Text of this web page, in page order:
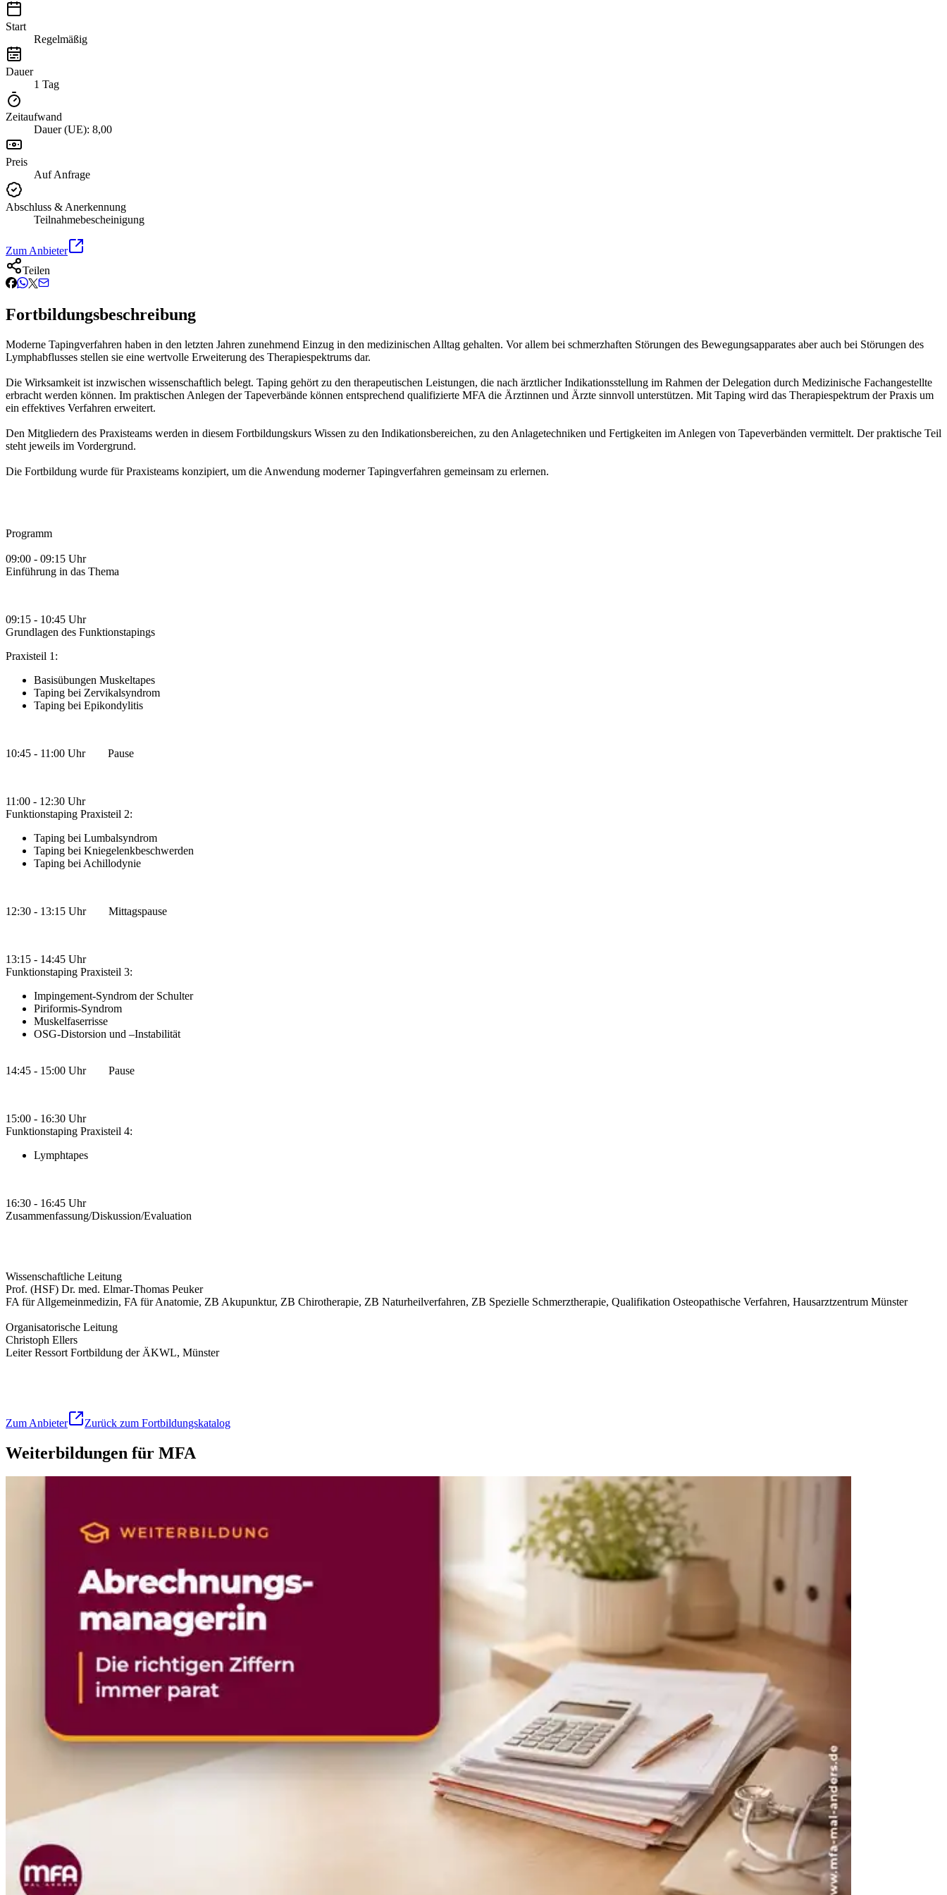
Start
Regelmäßig
Dauer
1 Tag
Zeitaufwand
Dauer (UE): 8,00
Preis
Auf Anfrage
Abschluss & Anerkennung
Teilnahmebescheinigung
Zum Anbieter
Teilen
Fortbildungsbeschreibung
Moderne Tapingverfahren haben in den letzten Jahren zunehmend Einzug in den medizinischen Alltag gehalten. Vor allem bei schmerzhaften Störungen des Bewegungsapparates aber auch bei Störungen des
Lymphabflusses stellen sie eine wertvolle Erweiterung des Therapiespektrums dar.
Die Wirksamkeit ist inzwischen wissenschaftlich belegt. Taping gehört zu den therapeutischen Leistungen, die nach ärztlicher Indikationsstellung im Rahmen der Delegation durch Medizinische Fachangestellte
erbracht werden können. Im praktischen Anlegen der Tapeverbände können entsprechend qualifizierte MFA die Ärztinnen und Ärzte sinnvoll unterstützen. Mit Taping wird das Therapiespektrum der Praxis um
ein effektives Verfahren erweitert.
Den Mitgliedern des Praxisteams werden in diesem Fortbildungskurs Wissen zu den Indikationsbereichen, zu den Anlagetechniken und Fertigkeiten im Anlegen von Tapeverbänden vermittelt. Der praktische Teil
steht jeweils im Vordergrund.
Die Fortbildung wurde für Praxisteams konzipiert, um die Anwendung moderner Tapingverfahren gemeinsam zu erlernen.
Programm
09:00 - 09:15 Uhr
Einführung in das Thema
09:15 - 10:45 Uhr
Grundlagen des Funktionstapings
Praxisteil 1:
Basisübungen Muskeltapes
Taping bei Zervikalsyndrom
Taping bei Epikondylitis
10:45 - 11:00 Uhr Pause
11:00 - 12:30 Uhr
Funktionstaping Praxisteil 2:
Taping bei Lumbalsyndrom
Taping bei Kniegelenkbeschwerden
Taping bei Achillodynie
12:30 - 13:15 Uhr Mittagspause
13:15 - 14:45 Uhr
Funktionstaping Praxisteil 3:
Impingement-Syndrom der Schulter
Piriformis-Syndrom
Muskelfaserrisse
OSG-Distorsion und –Instabilität
14:45 - 15:00 Uhr Pause
15:00 - 16:30 Uhr
Funktionstaping Praxisteil 4:
Lymphtapes
16:30 - 16:45 Uhr
Zusammenfassung/Diskussion/Evaluation
Wissenschaftliche Leitung
Prof. (HSF) Dr. med. Elmar-Thomas Peuker
FA für Allgemeinmedizin, FA für Anatomie, ZB Akupunktur, ZB Chirotherapie, ZB Naturheilverfahren, ZB Spezielle Schmerztherapie, Qualifikation Osteopathische Verfahren, Hausarztzentrum Münster
Organisatorische Leitung
Christoph Ellers
Leiter Ressort Fortbildung der ÄKWL, Münster
Zum Anbieter Zurück zum Fortbildungskatalog
Weiterbildungen für MFA